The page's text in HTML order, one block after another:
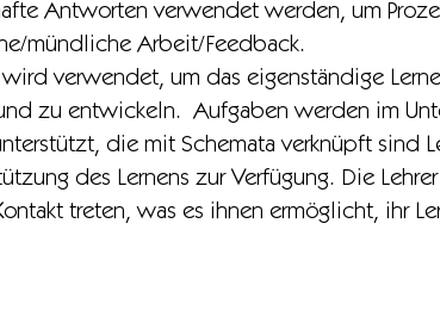
Antworten verwendet werden, um
mündliche Arbeit/Feedback.
verwendet, um das eigenständige
zu entwickeln. Aufgaben werden im
die mit Schemata verknüpft sind
des Lernens zur Verfügung. Die
treten, was es ihnen ermöglicht, ihr